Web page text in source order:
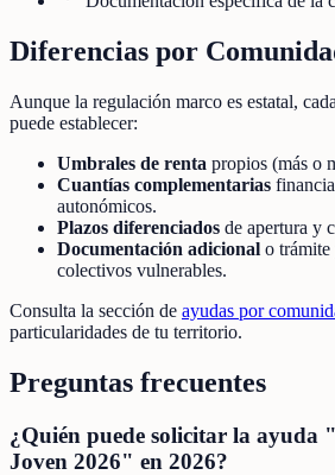
Diferencias por
Aunque la regulación marco es estatal,
puede establecer:
Umbrales de renta propios (más o
Cuantías complementarias
autonómicos.
Plazos diferenciados de apertura y
Documentación adicional o trámite
colectivos vulnerables.
Consulta la sección de ayudas por
particularidades de tu territorio.
Preguntas frecuentes
¿Quién puede solicitar la ayuda
Joven 2026" en 2026?